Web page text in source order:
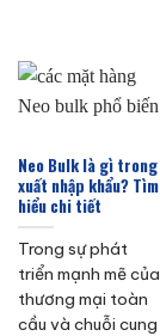
Neo Bulk là gì trong
xuất nhập khẩu? Tìm
hiểu chi tiết
Trong sự phát
triển mạnh mẽ của
thương mại toàn
cầu và chuỗi cung